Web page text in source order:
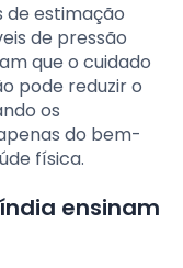
de estimação
de pressão
que o cuidado
pode reduzir o
os
do bem-
física.
ensinam